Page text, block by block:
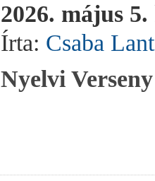
2026. május
Írta: Csaba
Nyelvi